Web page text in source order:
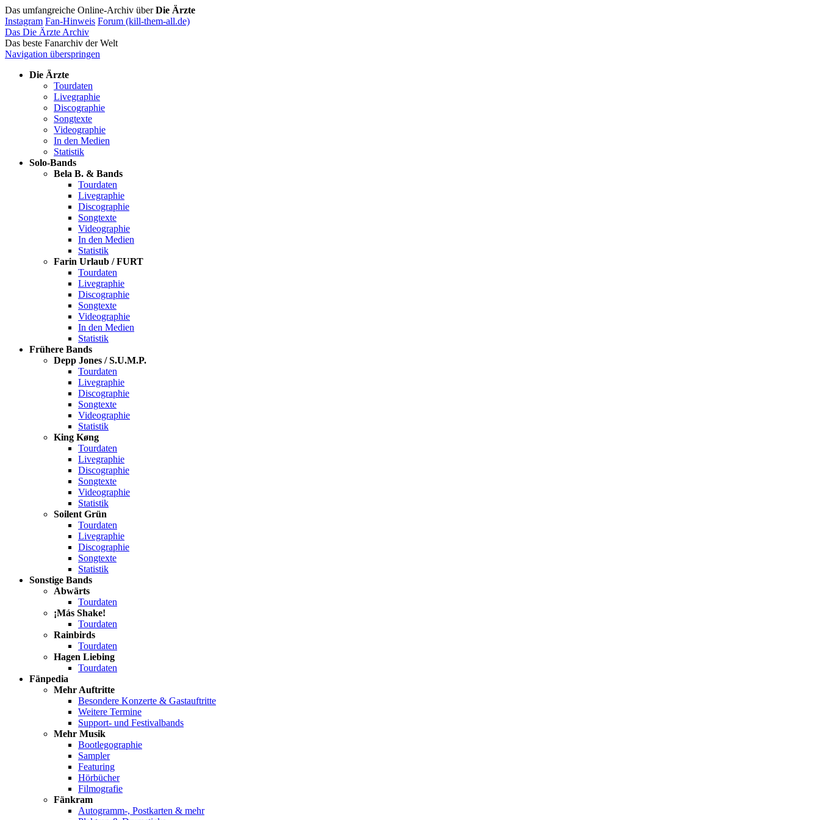
Das umfangreiche Online-Archiv überDie Ärzte
Instagram Fan-Hinweis Forum (kill-them-all.de)
Das Die Ärzte Archiv
Das beste Fanarchiv der Welt
Navigation überspringen
Die Ärzte
Tourdaten
Livegraphie
Discographie
Songtexte
Videographie
In den Medien
Statistik
Solo-Bands
Bela B. & Bands
Tourdaten
Livegraphie
Discographie
Songtexte
Videographie
In den Medien
Statistik
Farin Urlaub / FURT
Tourdaten
Livegraphie
Discographie
Songtexte
Videographie
In den Medien
Statistik
Frühere Bands
Depp Jones / S.U.M.P.
Tourdaten
Livegraphie
Discographie
Songtexte
Videographie
Statistik
King Køng
Tourdaten
Livegraphie
Discographie
Songtexte
Videographie
Statistik
Soilent Grün
Tourdaten
Livegraphie
Discographie
Songtexte
Statistik
Sonstige Bands
Abwärts
Tourdaten
¡Más Shake!
Tourdaten
Rainbirds
Tourdaten
Hagen Liebing
Tourdaten
Fänpedia
Mehr Auftritte
Besondere Konzerte & Gastauftritte
Weitere Termine
Support- und Festivalbands
Mehr Musik
Bootlegographie
Sampler
Featuring
Hörbücher
Filmografie
Fänkram
Autogramm-, Postkarten & mehr